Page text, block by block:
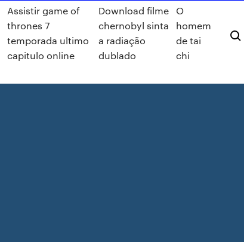
Assistir game of
thrones 7
temporada ultimo
capitulo online
Download filme
chernobyl sinta
a radiação
dublado
O
homem
de tai
chi